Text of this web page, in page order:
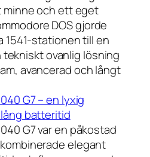
och ett eget
DOS gjorde
1541-stationen till en
ovanlig lösning
avancerad och långt
G7 – en lyxig
batteritid
G7 var en påkostad
elegant